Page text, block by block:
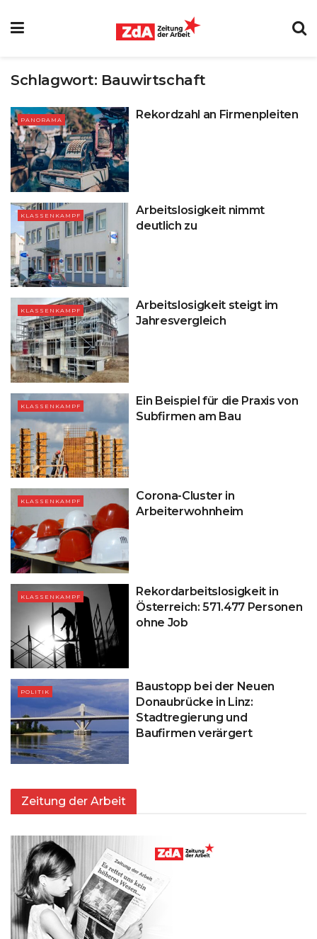
Schlagwort: Bauwirtschaft
PANORAMA Rekordzahl an Firmenpleiten
KLASSENKAMPF
Arbeitslosigkeit nimmt
deutlich zu
KLASSENKAMPF
Arbeitslosigkeit steigt im
Jahresvergleich
KLASSENKAMPF
Ein Beispiel für die Praxis von
Subfirmen am Bau
KLASSENKAMPF
Corona-Cluster in
Arbeiterwohnheim
KLASSENKAMPF
Rekordarbeitslosigkeit in
Österreich: 571.477 Personen
ohne Job
POLITIK
Baustopp bei der Neuen
Donaubrücke in Linz:
Stadtregierung und
Baufirmen verärgert
Zeitung der Arbeit